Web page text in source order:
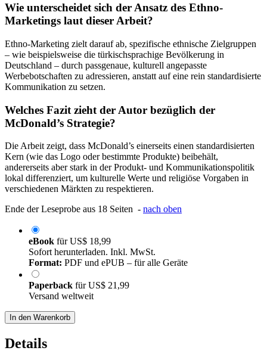
Wie unterscheidet sich der Ansatz des Ethno-
Marketings laut dieser Arbeit?
Ethno-Marketing zielt darauf ab, spezifische ethnische Zielgruppen
– wie beispielsweise die türkischsprachige Bevölkerung in
Deutschland – durch passgenaue, kulturell angepasste
Werbebotschaften zu adressieren, anstatt auf eine rein standardisierte
Kommunikation zu setzen.
Welches Fazit zieht der Autor bezüglich der
McDonald’s Strategie?
Die Arbeit zeigt, dass McDonald’s einerseits einen standardisierten
Kern (wie das Logo oder bestimmte Produkte) beibehält,
andererseits aber stark in der Produkt- und Kommunikationspolitik
lokal differenziert, um kulturelle Werte und religiöse Vorgaben in
verschiedenen Märkten zu respektieren.
Ende der Leseprobe aus 18 Seiten - nach oben
eBook fürUS$ 18,99
Sofort herunterladen. Inkl. MwSt.
Format: PDF und ePUB – für alle Geräte
Paperback fürUS$ 21,99
Versand weltweit
In den Warenkorb
Details